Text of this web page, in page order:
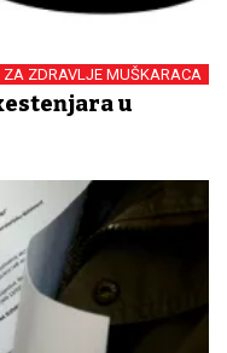
ZA ZDRAVLJE MUŠKARACA
u